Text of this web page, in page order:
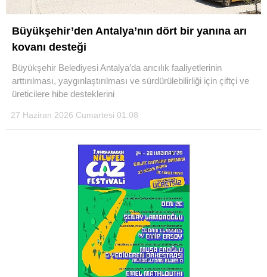
Büyükşehir’den Antalya’nın dört bir yanına arı
kovanı desteği
Büyükşehir Belediyesi Antalya’da arıcılık faaliyetlerinin
arttırılması, yaygınlaştırılması ve sürdürülebilirliği için çiftçi ve
üreticilere hibe desteklerini
27 Haziran 2026 Cumartesi 01:08